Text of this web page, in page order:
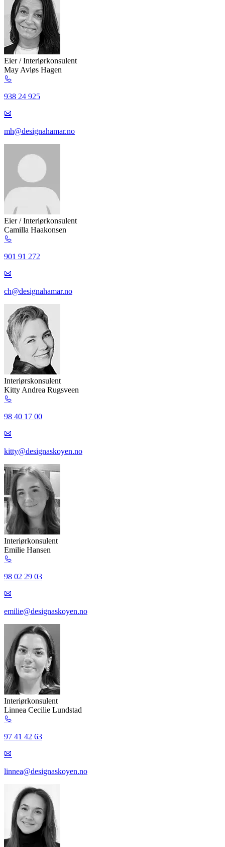
Eier / Interiørkonsulent
May Avløs Hagen
938 24 925
mh@designahamar.no
Eier / Interiørkonsulent
Camilla Haakonsen
901 91 272
ch@designahamar.no
Interiørskonsulent
Kitty Andrea Rugsveen
98 40 17 00
kitty@designaskoyen.no
Interiørkonsulent
Emilie Hansen
98 02 29 03
emilie@designaskoyen.no
Interiørkonsulent
Linnea Cecilie Lundstad
97 41 42 63
linnea@designaskoyen.no